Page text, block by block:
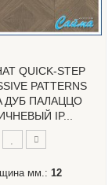
QUICK-STEP
PATTERNS
ДУБ ПАЛАЦЦО
IP...
мм.: 12